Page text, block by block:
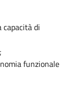
capacità di
funzionale